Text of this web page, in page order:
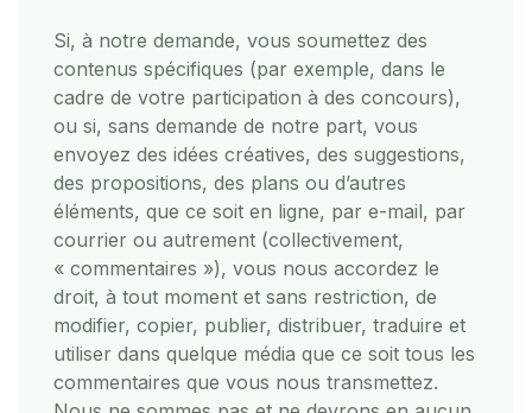
Si, à notre demande, vous soumettez des
contenus spécifiques (par exemple, dans le
cadre de votre participation à des concours),
ou si, sans demande de notre part, vous
envoyez des idées créatives, des suggestions,
des propositions, des plans ou d’autres
éléments, que ce soit en ligne, par e-mail, par
courrier ou autrement (collectivement,
« commentaires »), vous nous accordez le
droit, à tout moment et sans restriction, de
modifier, copier, publier, distribuer, traduire et
utiliser dans quelque média que ce soit tous les
commentaires que vous nous transmettez.